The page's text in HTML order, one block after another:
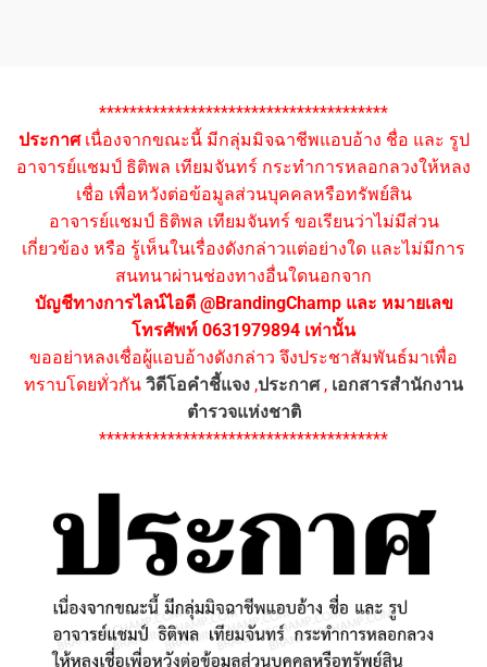
**************************************
ประกาศเนื่องจากขณะนี้ มีกลุ่มมิจฉาชีพแอบอ้าง ชื่อ และ รูป
อาจารย์แชมป์ ธิติพล เทียมจันทร์ กระทำการหลอกลวงให้หลง
เชื่อ เพื่อหวังต่อข้อมูลส่วนบุคคลหรือทรัพย์สิน
อาจารย์แชมป์ ธิติพล เทียมจันทร์ ขอเรียนว่าไม่มีส่วน
เกี่ยวข้อง หรือ รู้เห็นในเรื่องดังกล่าวแต่อย่างใด และไม่มีการ
สนทนาผ่านช่องทางอื่นใดนอกจาก
บัญชีทางการไลน์ไอดี @BrandingChamp และ หมายเลข
โทรศัพท์ 0631979894 เท่านั้น
ขออย่าหลงเชื่อผู้แอบอ้างดังกล่าว จึงประชาสัมพันธ์มาเพื่อ
ทราบโดยทั่วกัน วิดีโอคำชี้แจง ,ประกาศ, เอกสารสำนักงาน
ตำรวจแห่งชาติ
**************************************